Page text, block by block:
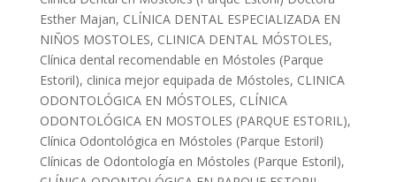
Esther Majan, CLÍNICA DENTAL ESPECIALIZADA EN
NIÑOS MOSTOLES, CLINICA DENTAL MÓSTOLES,
Clínica dental recomendable en Móstoles (Parque
Estoril), clinica mejor equipada de Móstoles, CLINICA
ODONTOLÓGICA EN MÓSTOLES, CLÍNICA
ODONTOLÓGICA EN MOSTOLES (PARQUE ESTORIL),
Clínica Odontológica en Móstoles (Parque Estoril)
Clínicas de Odontología en Móstoles (Parque Estoril),